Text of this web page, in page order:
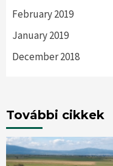
February 2019
January 2019
December 2018
További cikkek